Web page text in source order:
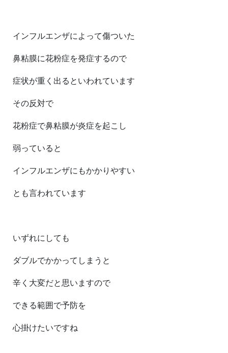
インフルエンザによって傷ついた
鼻粘膜に花粉症を発症するので
症状が重く出るといわれています
その反対で
花粉症で鼻粘膜が炎症を起こし
弱っていると
インフルエンザにもかかりやすい
とも言われています
いずれにしても
ダブルでかかってしまうと
辛く大変だと思いますので
できる範囲で予防を
心掛けたいですね